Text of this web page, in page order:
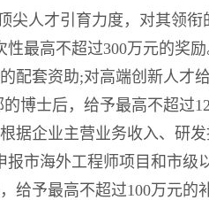
尖人才引育力度，对其领
最高不超过300万元的奖
配套资助;对高端创新人才
博士后，给予最高不超过
据企业主营业务收入、研
市海外工程师项目和市级
给予最高不超过100万元的